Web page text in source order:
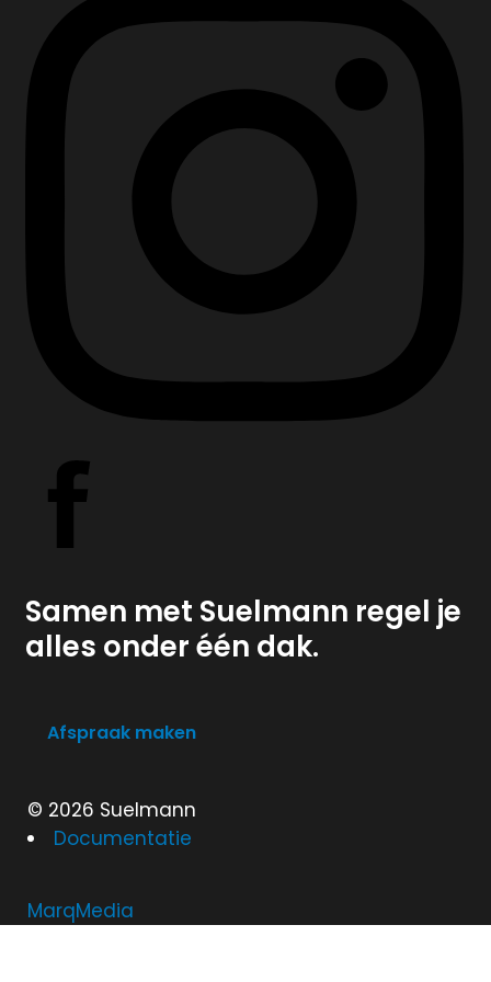
Samen met Suelmann regel je
alles onder één dak.
Afspraak maken
© 2026 Suelmann
Documentatie
MarqMedia